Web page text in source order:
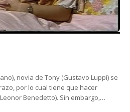
novia de Tony (Gustavo Luppi) se
por lo cual tiene que hacer
Benedetto). Sin embargo,…